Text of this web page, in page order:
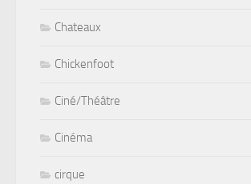
Chateaux
Chickenfoot
Ciné/Théâtre
Cinéma
cirque